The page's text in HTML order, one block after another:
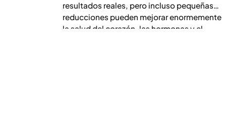
resultados reales, pero incluso pequeñas
reducciones pueden mejorar enormemente
la salud del corazón, las hormonas y el